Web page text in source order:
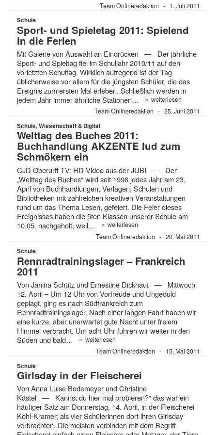
Team Onlineredaktion
1. Juli 2011
Schule
Sport- und Spieletag 2011: Spielend
in die Ferien
Mit Galerie von Auswahl an Eindrücken — Der jährliche
Sport- und Spieltag fiel im Schuljahr 2010/11 auf den
vorletzten Schultag. Wirklich aufregend ist der Tag
üblicherweise vor allem für die jüngsten Schüler, die das
Ereignis zum ersten Mal erleben. Schließlich werden in
jedem Jahr immer ähnliche Stationen…
» weiterlesen
Team Onlineredaktion
25. Juni 2011
Schule, Wissenschaft & Digital
Welttag des Buches 2011:
Buchhandlung AKZENTE lud zum
Schmökern ein
CJD Oberurff TV: HD-Video aus der JUBI — Der
„Welttag des Buches“ wird seit 1996 jedes Jahr am 23.
April von Buchhandlungen, Verlagen, Schulen und
Bibliotheken mit zahlreichen kreativen Veranstaltungen
rund um das Thema Lesen, gefeiert. Die Feier dieses
Ereignisses haben die 5ten Klassen unserer Schule am
10.05. nachgeholt, weil…
» weiterlesen
Team Onlineredaktion
20. Mai 2011
Schule
Rennradtrainingslager – Frankreich
2011
Von Janina Schütz und Ernestine Dickhaut — Mittwoch
12. April – Um 12 Uhr von Vorfreude und Ungeduld
geplagt, ging es nach Südfrankreich zum
Rennradtrainingslager. Nach einer langen Fahrt haben wir
eine kurze, aber unerwartet gute Nacht unter freiem
Himmel verbracht. Um acht Uhr fuhren wir weiter in den
Süden und bald…
» weiterlesen
Team Onlineredaktion
15. Mai 2011
Schule
Girlsday in der Fleischerei
Von Anna Luise Bodemeyer und Christine
Kästel — Kannst du hier mal probieren?“ das war ein
häufiger Satz am Donnerstag, 14. April, in der Fleischerei
Kohl-Kramer, als vier Schülerinnen dort ihren Girlsday
verbrachten. Die meisten verbinden mit dem Begriff